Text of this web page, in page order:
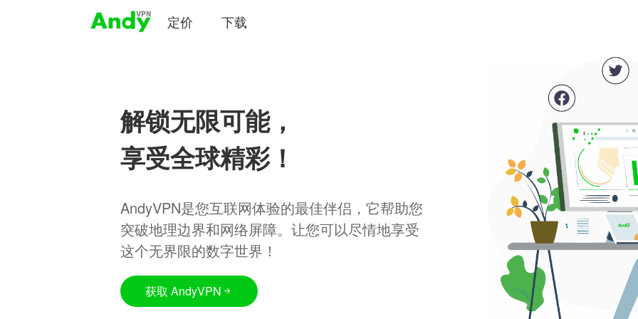
定价 下载
解锁无限可能，
享受全球精彩！
AndyVPN是您互联网体验的最佳伴侣，它帮助您
突破地理边界和网络屏障。让您可以尽情地享受
这个无界限的数字世界！
获取 AndyVPN